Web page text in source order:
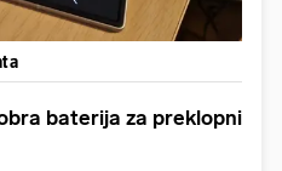
baterija za preklopni